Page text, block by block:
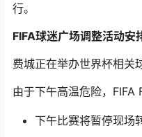
行。
FIFA球迷广场调整活动安
费城正在举办世界杯相关
由于下午高温危险，FIFA
下午比赛将暂停现场